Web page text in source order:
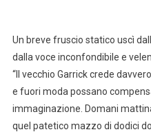
Un breve fruscio statico uscì
dalla voce inconfondibile e
“Il vecchio Garrick crede
e fuori moda possano
immaginazione. Domani
quel patetico mazzo di dodici